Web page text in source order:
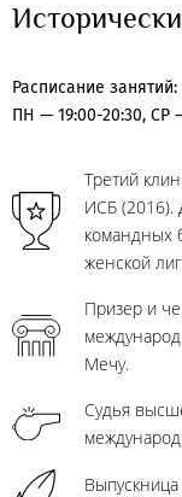
Расписание занятий:
ПН — 19:00-20:30, СР
Третий
ИСБ (2016).
командных
женской
Призер и
Мечу.
Судья